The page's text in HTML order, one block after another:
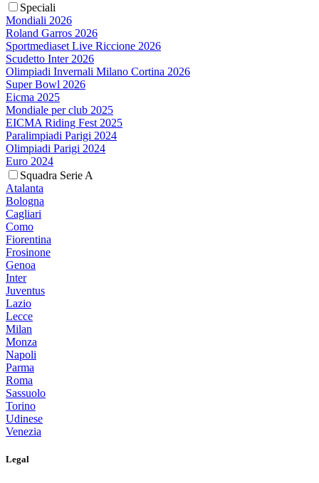
Speciali
Mondiali 2026
Roland Garros 2026
Sportmediaset Live Riccione 2026
Scudetto Inter 2026
Olimpiadi Invernali Milano Cortina 2026
Super Bowl 2026
Eicma 2025
Mondiale per club 2025
EICMA Riding Fest 2025
Paralimpiadi Parigi 2024
Olimpiadi Parigi 2024
Euro 2024
Squadra Serie A
Atalanta
Bologna
Cagliari
Como
Fiorentina
Frosinone
Genoa
Inter
Juventus
Lazio
Lecce
Milan
Monza
Napoli
Parma
Roma
Sassuolo
Torino
Udinese
Venezia
Legal